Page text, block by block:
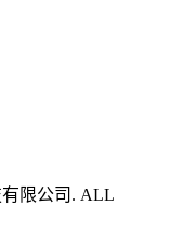
有限公司. ALL